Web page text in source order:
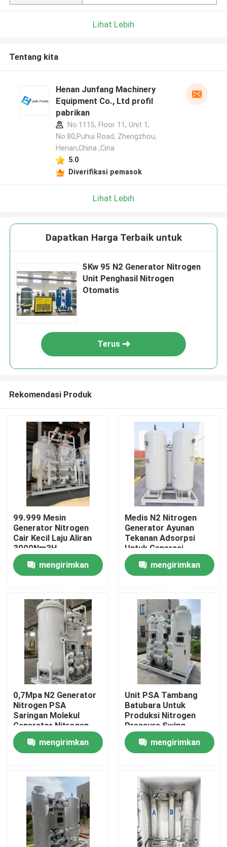
Rumah
Video
Tentang kita
Wisata pabrik
Kontrol kualitas
Hubungi kami
Quote request suatu
penghasil nitrogen N2
Generator Nitrogen PSA
Lihat Lebih
Tentang kita
Henan Junfang Machinery
Equipment Co., Ltd profil
pabrikan
No.1115, Floor 11, Unit 1,
No.80,Puhui Road, Zhengzhou,
Henan,China ,Cina
5.0
Diverifikasi pemasok
Lihat Lebih
Dapatkan Harga Terbaik untuk
5Kw 95 N2 Generator Nitrogen
Unit Penghasil Nitrogen
Otomatis
Terus
Rekomendasi Produk
99.999 Mesin
Generator Nitrogen
Cair Kecil Laju Aliran
3000Nm3H
mengirimkan
Medis N2 Nitrogen
Generator Ayunan
Tekanan Adsorpsi
Untuk Generasi
Nitrogen
mengirimkan
0,7Mpa N2 Generator
Nitrogen PSA
Saringan Molekul
Generator Nitrogen
mengirimkan
Unit PSA Tambang
Batubara Untuk
Produksi Nitrogen
Pressure Swing
Adsorber
mengirimkan